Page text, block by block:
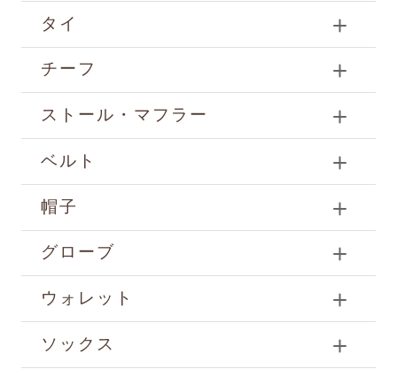
タイ
チーフ
ストール・マフラー
ベルト
帽子
グローブ
ウォレット
ソックス